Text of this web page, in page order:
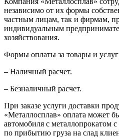
независимо от их формы
частным лицам, так и фирмам,
индивидуальным
хозяйствования.
Формы оплаты за товары и
– Наличный расчет.
– Безналичный расчет.
При заказе услуги доставки
«Металлосплав» оплата может
автомобиля с металлопрокатом
по прибытию груза на слад